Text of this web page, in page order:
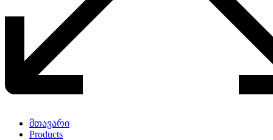
მთავარი
Products